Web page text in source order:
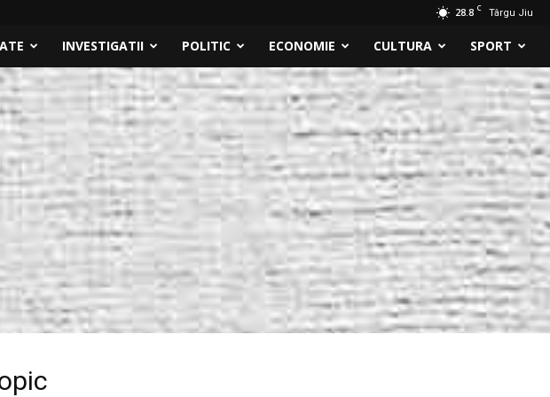
28.8 C Târgu Jiu
INVESTIGATII POLITIC ECONOMIE CULTURA SPORT